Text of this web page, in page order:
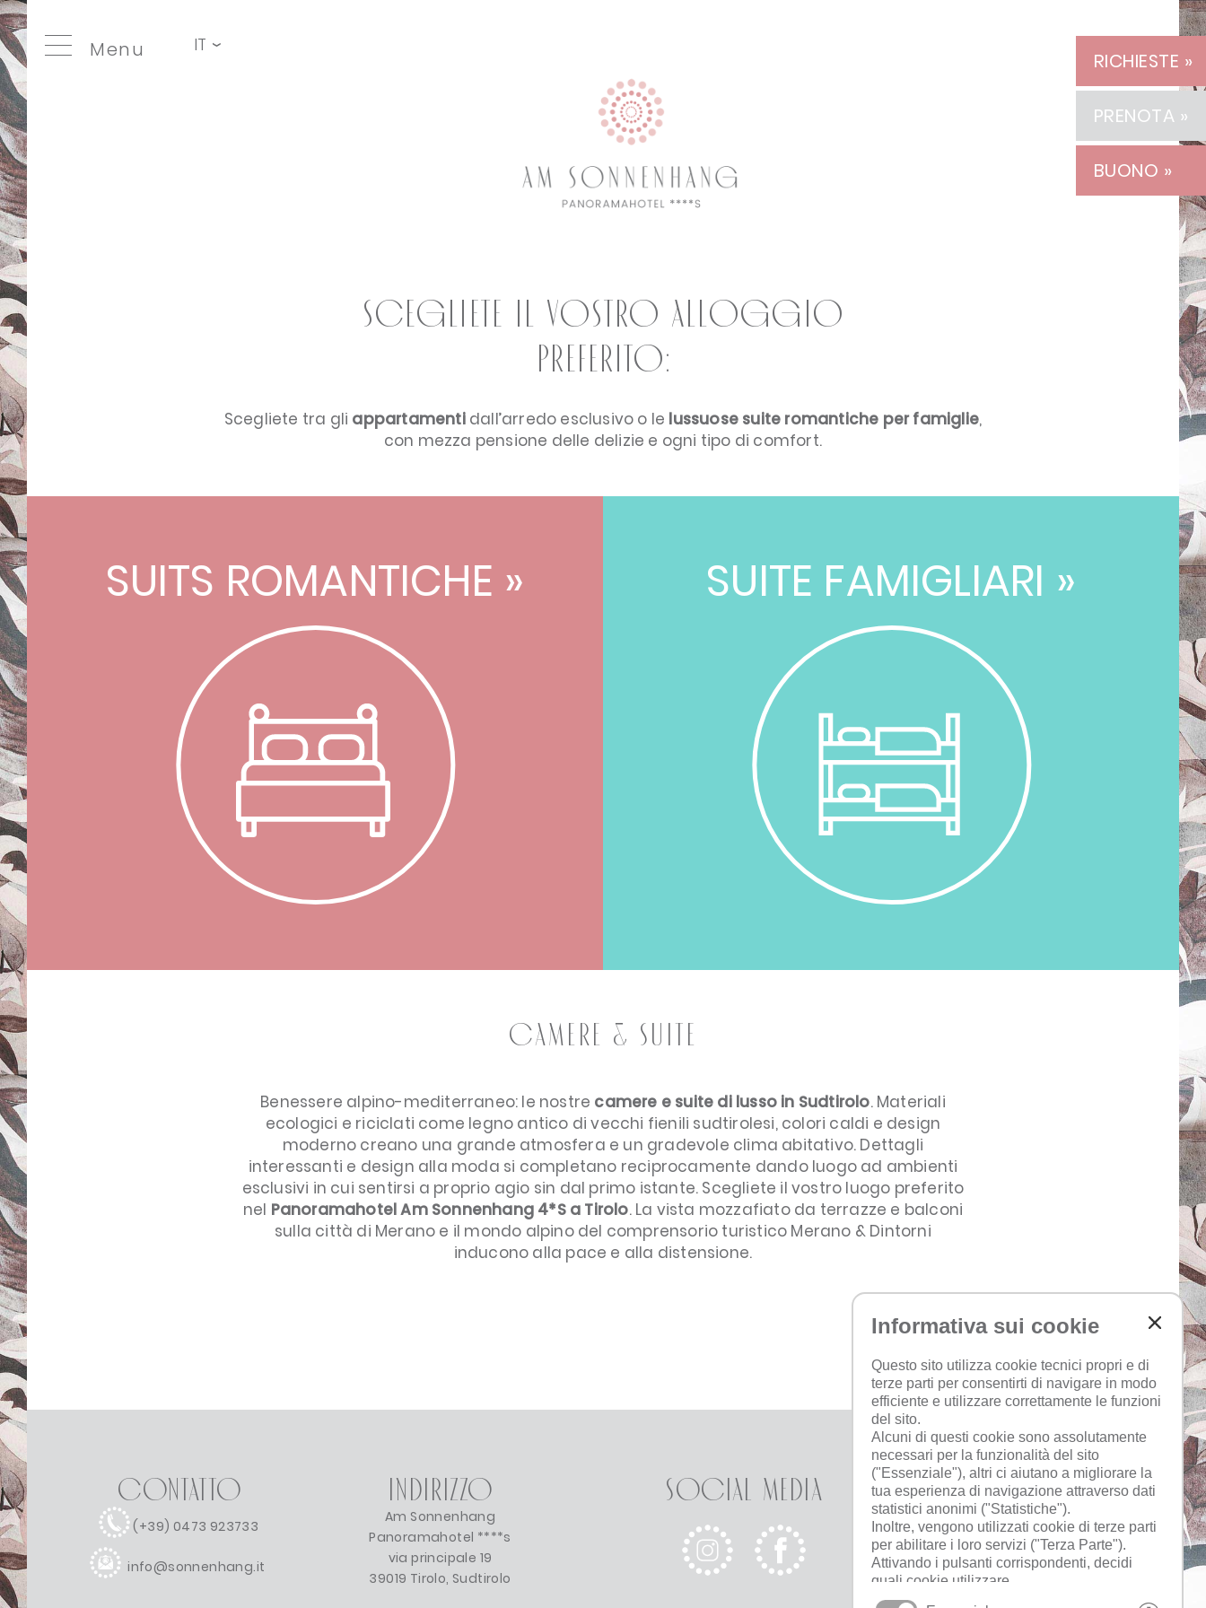
Informativa sui cookie
Questo sito utilizza cookie tecnici propri e di
terze parti per consentirti di navigare in modo
efficiente e utilizzare correttamente le funzioni
del sito.
Alcuni di questi cookie sono assolutamente
necessari per la funzionalità del sito
("Essenziale"), altri ci aiutano a migliorare la
tua esperienza di navigazione attraverso dati
statistici anonimi ("Statistiche").
Inoltre, vengono utilizzati cookie di terze parti
per abilitare i loro servizi ("Terza Parte").
Attivando i pulsanti corrispondenti, decidi
quali cookie utilizzare.
Cliccando su "Accetta tutto", "Salva
Menu IT
RICHIESTE »
PRENOTA »
BUONO »
Scegliete il vostro alloggio
preferito:
Scegliete tra gli appartamentidall’arredo esclusivo o le lussuose suite romantiche per famiglie,
con mezza pensione delle delizie e ogni tipo di comfort.
SUITS ROMANTICHE » SUITE FAMIGLIARI »
camere & Suite
Benessere alpino-mediterraneo: le nostre camere e suite di lusso in Sudtirolo. Materiali
ecologici e riciclati come legno antico di vecchi fienili sudtirolesi, colori caldi e design
moderno creano una grande atmosfera e un gradevole clima abitativo. Dettagli
interessanti e design alla moda si completano reciprocamente dando luogo ad ambienti
esclusivi in cui sentirsi a proprio agio sin dal primo istante. Scegliete il vostro luogo preferito
nel Panoramahotel Am Sonnenhang 4*S a Tirolo. La vista mozzafiato da terrazze e balconi
sulla città di Merano e il mondo alpino del comprensorio turistico Merano & Dintorni
inducono alla pace e alla distensione.
ALL’INIZIO
Contatto
(+39) 0473 923733
info@sonnenhang.it
Indirizzo
Am Sonnenhang
Panoramahotel ****s
via principale 19
39019 Tirolo, Sudtirolo
Social Media Che tempo fa